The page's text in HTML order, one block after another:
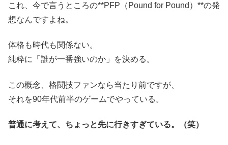
これ、今で言うところの**PFP（Pound for Pound）**の発
想なんですよね。
体格も時代も関係ない。
純粋に「誰が一番強いのか」を決める。
この概念、格闘技ファンなら当たり前ですが、
それを90年代前半のゲームでやっている。
普通に考えて、ちょっと先に行きすぎている。（笑）